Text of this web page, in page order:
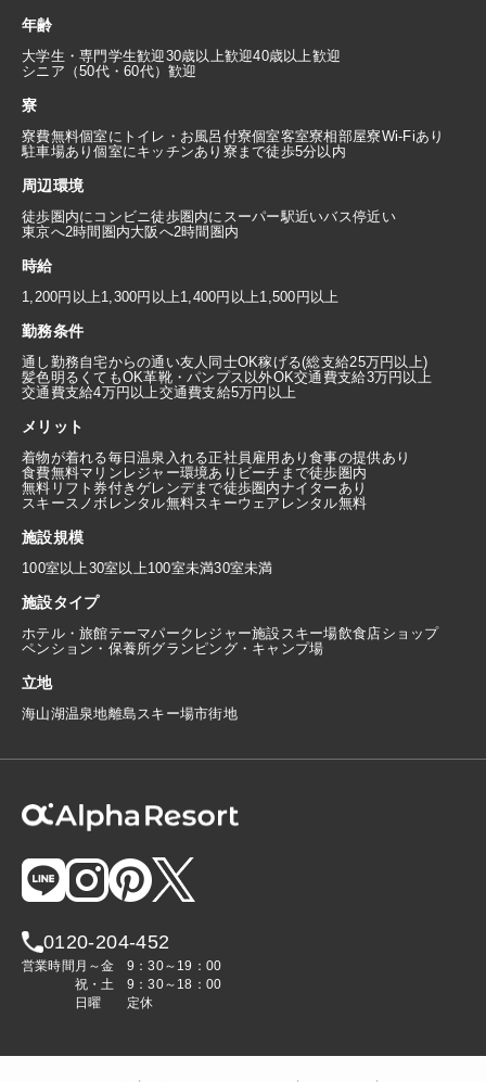
年齢
大学生・専門学生歓迎30歳以上歓迎40歳以上歓迎
シニア（50代・60代）歓迎
寮
寮費無料個室にトイレ・お風呂付寮個室客室寮相部屋寮Wi-Fiあり
駐車場あり個室にキッチンあり 寮まで徒歩5分以内
周辺環境
徒歩圏内にコンビニ徒歩圏内にスーパー駅近いバス停近い
東京へ2時間圏内大阪へ2時間圏内
時給
1,200円以上1,300円以上1,400円以上1,500円以上
勤務条件
通し勤務自宅からの通い友人同士OK稼げる(総支給25万円以上)
髪色明るくてもOK革靴・パンプス以外OK交通費支給3万円以上
交通費支給4万円以上交通費支給5万円以上
メリット
着物が着れる毎日温泉入れる正社員雇用あり食事の提供あり
食費無料マリンレジャー環境あり ビーチまで徒歩圏内
無料リフト券付きゲレンデまで徒歩圏内ナイターあり
スキースノボレンタル無料スキーウェアレンタル無料
施設規模
100室以上30室以上100室未満30室未満
施設タイプ
ホテル・旅館テーマパーク レジャー施設 スキー場飲食店ショップ
ペンション・保養所グランピング・キャンプ場
立地
海山湖温泉地離島 スキー場市街地
0120-204-452
営業時間 月～金
9：30～19：00
祝・土
9：30～18：00
日曜
定休